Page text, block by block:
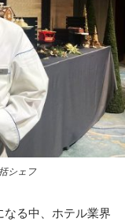
シェフ
る中、ホテル業界